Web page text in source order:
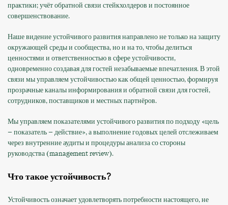
практики; учёт обратной связи стейкхолдеров и постоянное
совершенствование.
Наше видение устойчивого развития направлено не только на защиту
окружающей среды и сообщества, но и на то, чтобы делиться
ценностями и ответственностью в сфере устойчивости,
одновременно создавая для гостей незабываемые впечатления. В этой
связи мы управляем устойчивостью как общей ценностью, формируя
прозрачные каналы информирования и обратной связи для гостей,
сотрудников, поставщиков и местных партнёров.
Мы управляем показателями устойчивого развития по подходу «цель
– показатель – действие», а выполнение годовых целей отслеживаем
через внутренние аудиты и процедуры анализа со стороны
руководства (management review).
Что такое устойчивость?
Устойчивость означает удовлетворять потребности настоящего, не